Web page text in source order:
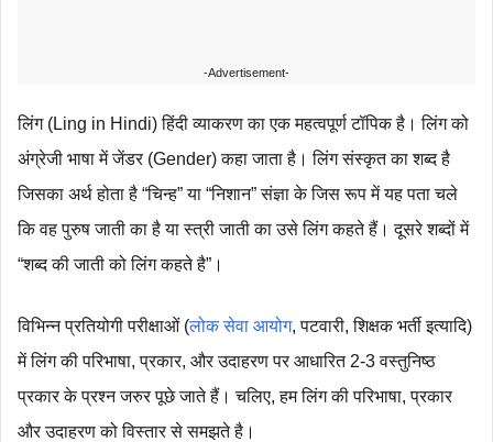
-Advertisement-
लिंग (Ling in Hindi) हिंदी व्याकरण का एक महत्वपूर्ण टॉपिक है। लिंग को
अंग्रेजी भाषा में जेंडर (Gender) कहा जाता है। लिंग संस्कृत का शब्द है
जिसका अर्थ होता है “चिन्ह” या “निशान” संज्ञा के जिस रूप में यह पता चले
कि वह पुरुष जाती का है या स्त्री जाती का उसे लिंग कहते हैं। दूसरे शब्दों में
“शब्द की जाती को लिंग कहते है”।
विभिन्न प्रतियोगी परीक्षाओं (लोक सेवा आयोग, पटवारी, शिक्षक भर्ती इत्यादि)
में लिंग की परिभाषा, प्रकार, और उदाहरण पर आधारित 2-3 वस्तुनिष्ठ
प्रकार के प्रश्न जरुर पूछे जाते हैं। चलिए, हम लिंग की परिभाषा, प्रकार
और उदाहरण को विस्तार से समझते है।